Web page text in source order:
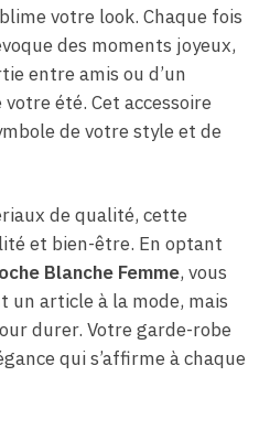
votre look. Chaque fois
des moments joyeux,
entre amis ou d’un
été. Cet accessoire
de votre style et de
de qualité, cette
et bien-être. En optant
Blanche Femme, vous
un article à la mode, mais
durer. Votre garde-robe
qui s’affirme à chaque